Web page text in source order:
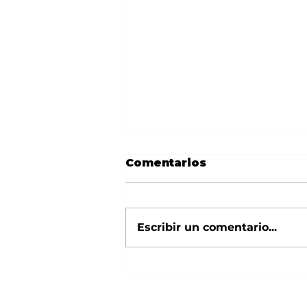
Comentarios
Escribir un comentario...